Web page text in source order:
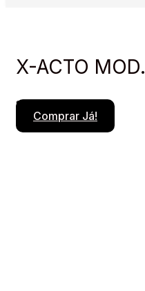
X-ACTO MOD.
SUPER PREÇO
Comprar Já!